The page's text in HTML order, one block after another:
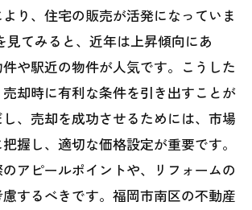
り、住宅の販売が活発になっていま
見てみると、近年は上昇傾向にあ
や駅近の物件が人気です。こうした
却時に有利な条件を引き出すことが
、売却を成功させるためには、市場
握し、適切な価格設定が重要です。
アピールポイントや、リフォームの
するべきです。福岡市南区の不動産